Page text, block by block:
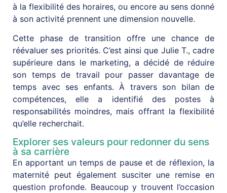
à la flexibilité des horaires, ou encore au sens donné
à son activité prennent une dimension nouvelle.
Cette phase de transition offre une chance de
réévaluer ses priorités. C’est ainsi que Julie T., cadre
supérieure dans le marketing, a décidé de réduire
son temps de travail pour passer davantage de
temps avec ses enfants. À travers son bilan de
compétences, elle a identifié des postes à
responsabilités moindres, mais offrant la flexibilité
qu’elle recherchait.
Explorer ses valeurs pour redonner du sens
à sa carrière
En apportant un temps de pause et de réflexion, la
maternité peut également susciter une remise en
question profonde. Beaucoup y trouvent l’occasion